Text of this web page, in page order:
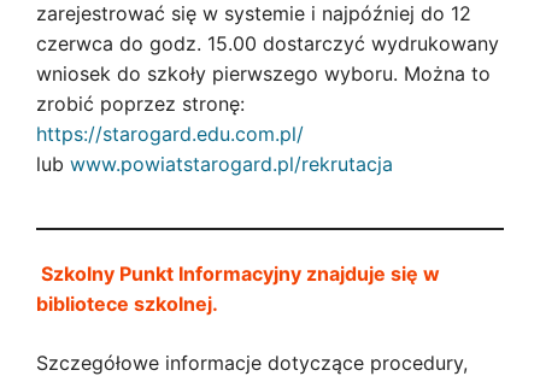
zarejestrować się w systemie i najpóźniej do 12
czerwca do godz. 15.00 dostarczyć wydrukowany
wniosek do szkoły pierwszego wyboru. Można to
zrobić poprzez stronę:
https://starogard.edu.com.pl/
lub www.powiatstarogard.pl/rekrutacja
Szkolny Punkt Informacyjny znajduje się w
bibliotece szkolnej.
Szczegółowe informacje dotyczące procedury,